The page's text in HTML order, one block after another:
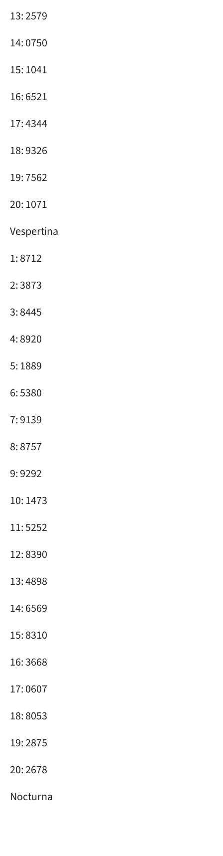
13: 2579
14: 0750
15: 1041
16: 6521
17: 4344
18: 9326
19: 7562
20: 1071
Vespertina
1: 8712
2: 3873
3: 8445
4: 8920
5: 1889
6: 5380
7: 9139
8: 8757
9: 9292
10: 1473
11: 5252
12: 8390
13: 4898
14: 6569
15: 8310
16: 3668
17: 0607
18: 8053
19: 2875
20: 2678
Nocturna